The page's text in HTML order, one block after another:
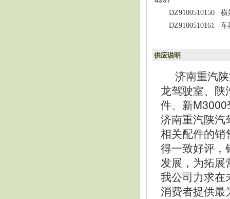
DZ9100510150 横
DZ9100510161 车
供应说明
济南重汽
龙驾驶室、
件、新
济南重汽陕汽
相关配件的销
得一致好评，
发展，为拓
我公司力求在
消费者提供最